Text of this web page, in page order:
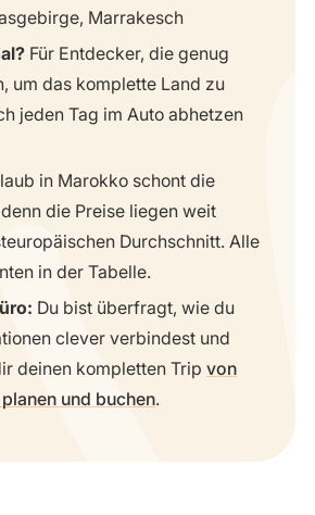
Marrakesch
Für Entdecker, die genug
um das komplette Land zu
jeden Tag im Auto abhetzen
in Marokko schont die
die Preise liegen weit
Durchschnitt. Alle
in der Tabelle.
Du bist überfragt, wie du
clever verbindest und
deinen kompletten Trip von
und buchen.